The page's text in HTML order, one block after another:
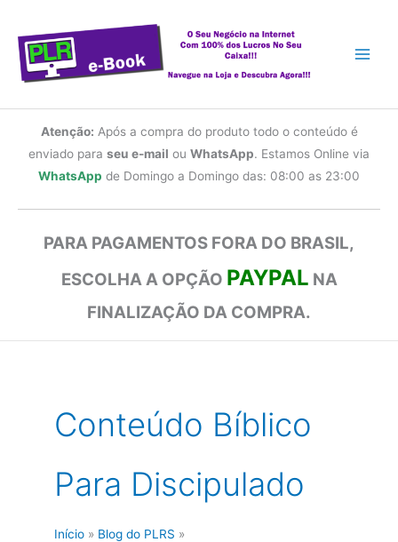
conteúdo
Atenção: Após a compra do produto todo o conteúdo é
enviado para seu e-mail ou WhatsApp. Estamos Online via
WhatsApp de Domingo a Domingo das: 08:00 as 23:00
PARA PAGAMENTOS FORA DO BRASIL,
ESCOLHA A OPÇÃO PAYPAL NA
FINALIZAÇÃO DA COMPRA.
Conteúdo Bíblico
Para Discipulado
Início
Blog do PLRS